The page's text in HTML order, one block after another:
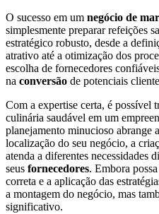
O sucesso em um negócio de
simplesmente preparar refeições
estratégico robusto, desde a
atrativo até a otimização dos
escolha de fornecedores
na conversão de potenciais
Com a expertise certa, é possível
culinária saudável em um
planejamento minucioso abrange
localização do seu negócio, a
atenda a diferentes necessidades
seus fornecedores. Embora
correta e a aplicação das
a montagem do negócio, mas
significativo.